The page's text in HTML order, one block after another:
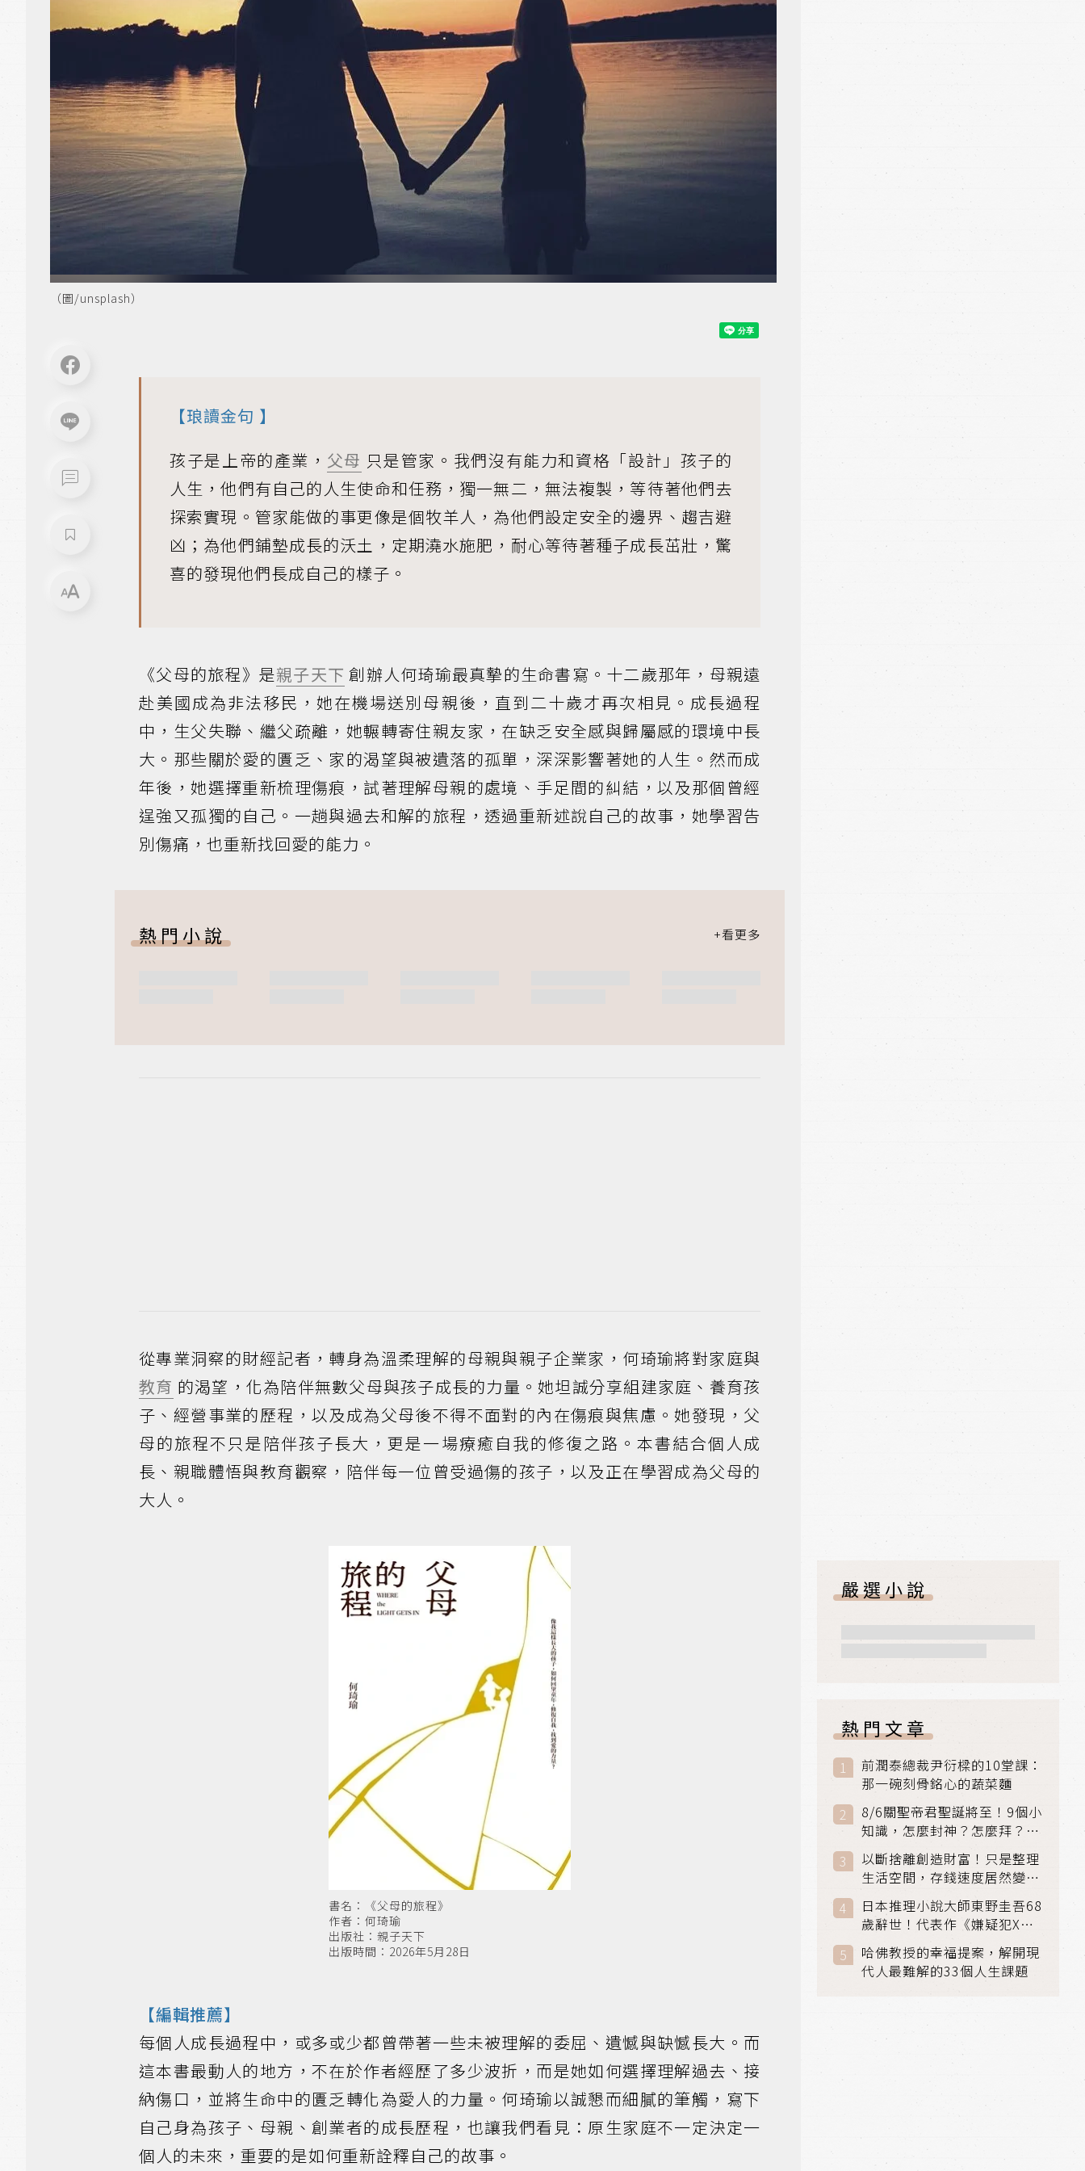
（圖/unsplash）
【琅讀金句 】
孩子是上帝的產業， 父母 只是管家。我們沒有能力和資格「設計」孩子的
人生，他們有自己的人生使命和任務，獨一無二，無法複製，等待著他們去
探索實現。管家能做的事更像是個牧羊人，為他們設定安全的邊界、趨吉避
凶；為他們鋪墊成長的沃土，定期澆水施肥，耐心等待著種子成長茁壯，驚
喜的發現他們長成自己的樣子。
《父母的旅程》是親子天下 創辦人何琦瑜最真摯的生命書寫。十二歲那年，母親遠
赴美國成為非法移民，她在機場送別母親後，直到二十歲才再次相見。成長過程
中，生父失聯、繼父疏離，她輾轉寄住親友家，在缺乏安全感與歸屬感的環境中長
大。那些關於愛的匱乏、家的渴望與被遺落的孤單，深深影響著她的人生。然而成
年後，她選擇重新梳理傷痕，試著理解母親的處境、手足間的糾結，以及那個曾經
逞強又孤獨的自己。一趟與過去和解的旅程，透過重新述說自己的故事，她學習告
別傷痛，也重新找回愛的能力。
熱門小說
從專業洞察的財經記者，轉身為溫柔理解的母親與親子企業家，何琦瑜將對家庭與
教育 的渴望，化為陪伴無數父母與孩子成長的力量。她坦誠分享組建家庭、養育孩
子、經營事業的歷程，以及成為父母後不得不面對的內在傷痕與焦慮。她發現，父
母的旅程不只是陪伴孩子長大，更是一場療癒自我的修復之路。本書結合個人成
長、親職體悟與教育觀察，陪伴每一位曾受過傷的孩子，以及正在學習成為父母的
大人。
書名：《父母的旅程》
作者：何琦瑜
出版社：親子天下
出版時間：2026年5月28日
【編輯推薦】
每個人成長過程中，或多或少都曾帶著一些未被理解的委屈、遺憾與缺憾長大。而
這本書最動人的地方，不在於作者經歷了多少波折，而是她如何選擇理解過去、接
納傷口，並將生命中的匱乏轉化為愛人的力量。何琦瑜以誠懇而細膩的筆觸，寫下
自己身為孩子、母親、創業者的成長歷程，也讓我們看見：原生家庭不一定決定一
個人的未來，重要的是如何重新詮釋自己的故事。
嚴選小說
熱門文章
前潤泰總裁尹衍樑的10堂課：
那一碗刻骨銘心的蔬菜麵
8/6關聖帝君聖誕將至！9個小
知識，怎麼封神？怎麼拜？該
拜哪個關帝？
以斷捨離創造財富！只是整理
生活空間，存錢速度居然變快
日本推理小說大師東野圭吾68
歲辭世！代表作《嫌疑犯X的
獻身》《解憂雜貨店》獲獎無
數
哈佛教授的幸福提案，解開現
代人最難解的33個人生課題